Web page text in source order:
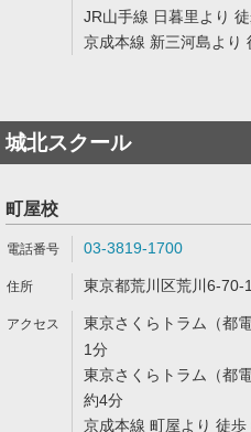
JR山手線 日暮里より
京成本線 新三河島より
城北スクール
町屋校
03-3819-1700
東京都荒川区荒川6-70-
東京さくらトラム（都
1分
東京さくらトラム（都
約4分
京成本線 町屋より 徒歩